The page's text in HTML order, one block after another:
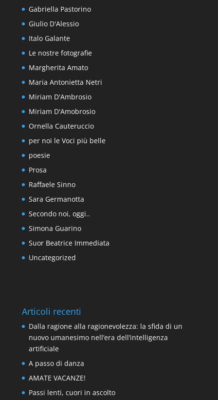
Gabriella Pastorino
Giulio D'Alessio
Italo Galante
Le nostre fotografie
Margherita Amato
Maria Antonietta Netri
Miriam D'Ambrosio
Miriam D'Amobrosio
Ornella Cauteruccio
per noi le Voci più belle
poesie
Prosa
Raffaele Sinno
Sara Germanotta
Secondo noi, oggi..
Simona Guarino
Suor Beatrice Immediata
Uncategorized
Articoli recenti
Dalla ragione alla ragionevolezza: la sfida di un
nuovo umanesimo nell’era dell’intelligenza
artificiale
A passo di danza
AMATE VACANZE!
Passi lenti, cuori in ascolto